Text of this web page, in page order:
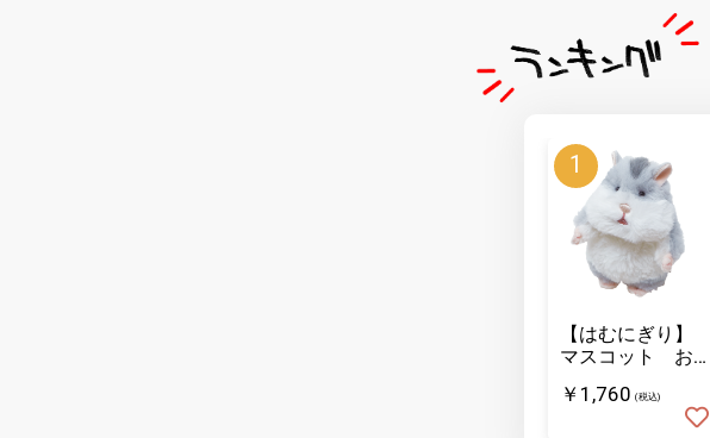
【はむにぎり】
マスコット お
￥1,760 (税込)